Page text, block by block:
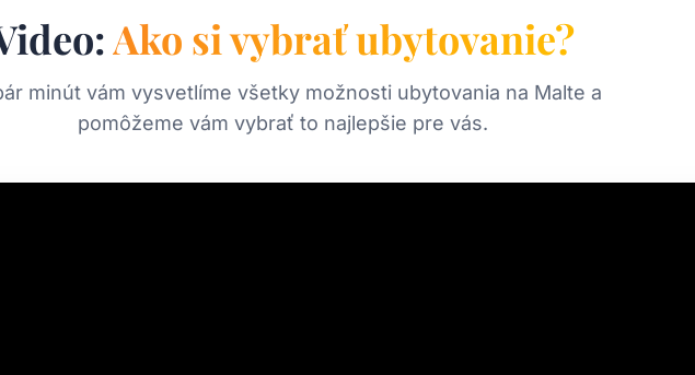
Ako si vybrať ubytovanie?
minút vám vysvetlíme všetky možnosti ubytovania na Malte a
pomôžeme vám vybrať to najlepšie pre vás.